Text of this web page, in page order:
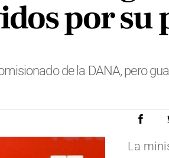
por
de la DANA, pero
La